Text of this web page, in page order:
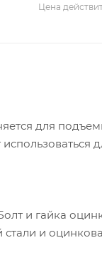
Цена
для
и гайка
и